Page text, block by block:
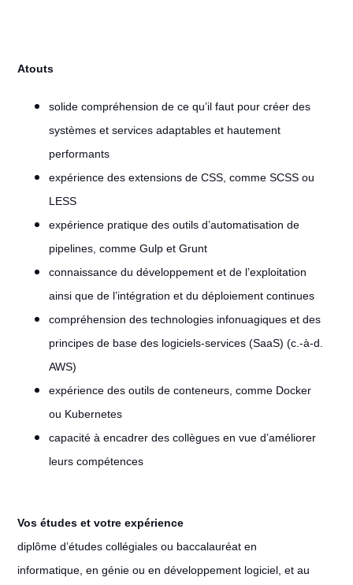
Atouts
solide compréhension de ce qu’il faut pour créer des
systèmes et services adaptables et hautement
performants
expérience des extensions de CSS, comme SCSS ou
LESS
expérience pratique des outils d’automatisation de
pipelines, comme Gulp et Grunt
connaissance du développement et de l’exploitation
ainsi que de l’intégration et du déploiement continues
compréhension des technologies infonuagiques et des
principes de base des logiciels-services (SaaS) (c.-à-d.
AWS)
expérience des outils de conteneurs, comme Docker
ou Kubernetes
capacité à encadrer des collègues en vue d’améliorer
leurs compétences
Vos études et votre expérience
diplôme d’études collégiales ou baccalauréat en
informatique, en génie ou en développement logiciel, et au